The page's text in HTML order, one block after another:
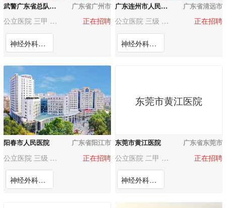
武警广东省总队医院 广东省广州市
公立医院 三甲 500-1000人正在招聘
神经外科医师
广东连州市人民医院 广东省清远市
公立医院 三级 500-1000人正在招聘
神经外科医生
阳春市人民医院 广东省阳江市
公立医院 三级 1000-3000人正在招聘
神经外科医师
东莞市黄江医院
东莞市黄江医院 广东省东莞市
公立医院 二甲 500-1000人正在招聘
神经外科医师